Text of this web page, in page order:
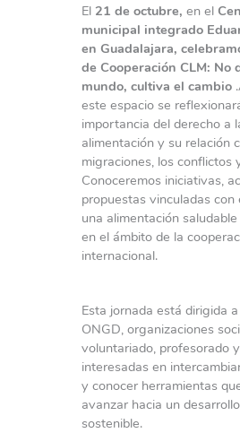
El 21 de octubre, en el
municipal integrado
en Guadalajara,
de Cooperación CLM: No
mundo, cultiva el cambio
este espacio se
importancia del derecho a
alimentación y su relación
migraciones, los conflictos
Conoceremos iniciativas,
propuestas vinculadas con
una alimentación
en el ámbito de la
internacional.
Esta jornada está dirigida
ONGD, organizaciones
voluntariado, profesorado
interesadas en
y conocer herramientas
avanzar hacia un
sostenible.